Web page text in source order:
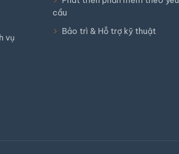
vụ
cầu
Bảo trì & Hỗ trợ kỹ thuật